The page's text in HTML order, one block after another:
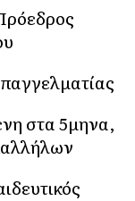
στα 5μηνα,